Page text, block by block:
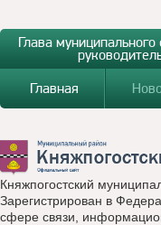
Глава
Главная
Княжпогостский
Зарегистрирован в
сфере связи,